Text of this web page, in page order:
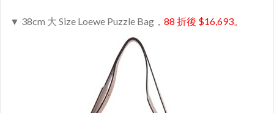
▼ 38cm 大 Size Loewe Puzzle Bag， 88 折後 $16,693。